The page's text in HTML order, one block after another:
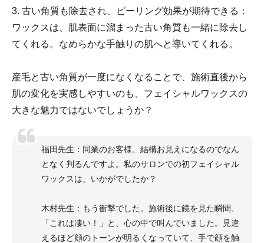
3. 古い角質も除去され、ピーリング効果が期待できる：
ワックスは、肌表面に溜まった古い角質も一緒に除去し
てくれる。なめらかな手触りの肌へと導いてくれる。
産毛と古い角質が一度になくなることで、施術直後から
肌の変化を実感しやすいのも、フェイシャルワックスの
大きな魅力ではないでしょうか？
福田先生：同業のお客様、結構お見えになるのでなん
となく判るんですよ。私のサロンでの初フェイシャル
ワックスは、いかがでしたか？
木村先生：もう衝撃でした。施術後に鏡を見た瞬間、
「これは凄い！」と、心の中で叫んでいました。見違
えるほど顔のトーンが明るくなっていて、手で顔を触